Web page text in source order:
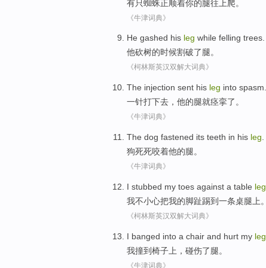
有只蜘蛛正顺着你的腿往上爬。
《牛津词典》
He gashed his leg while felling trees.
他砍树的时候割破了腿。
《柯林斯英汉双解大词典》
The injection sent his leg into spasm
一针打下去， 他的腿就痉挛了。
《牛津词典》
The dog fastened its teeth in his leg
狗死死咬着他的腿。
《牛津词典》
I stubbed my toes against a table leg
我不小心把我的脚趾踢到一条桌腿上 。
《柯林斯英汉双解大词典》
I banged into a chair and hurt my leg
我撞到椅子上 ，碰伤了腿。
《牛津词典》